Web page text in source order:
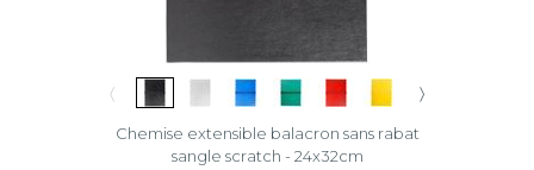
〈 〉
Chemise extensible balacron sans rabat
sangle scratch - 24x32cm